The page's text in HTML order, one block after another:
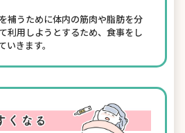
補うために体内の筋肉や脂肪を分
利用しようとするため、食事をし
きます。